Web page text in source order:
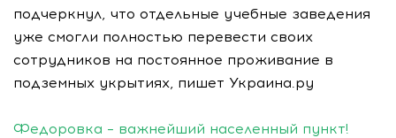
подчеркнул, что отдельные учебные заведения
уже смогли полностью перевести своих
сотрудников на постоянное проживание в
подземных укрытиях, пишет Украина.ру
Федоровка – важнейший населенный пункт!